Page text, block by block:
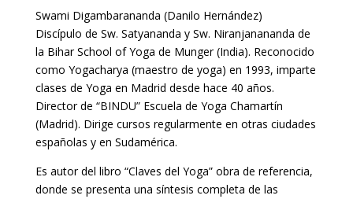
Swami Digambarananda (Danilo Hernández)
Discípulo de Sw. Satyananda y Sw. Niranjanananda de
la Bihar School of Yoga de Munger (India). Reconocido
como Yogacharya (maestro de yoga) en 1993, imparte
clases de Yoga en Madrid desde hace 40 años.
Director de “BINDU” Escuela de Yoga Chamartín
(Madrid). Dirige cursos regularmente en otras ciudades
españolas y en Sudamérica.
Es autor del libro “Claves del Yoga” obra de referencia,
donde se presenta una síntesis completa de las